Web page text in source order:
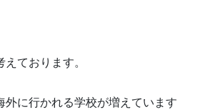
ております。
に行かれる学校が増えています